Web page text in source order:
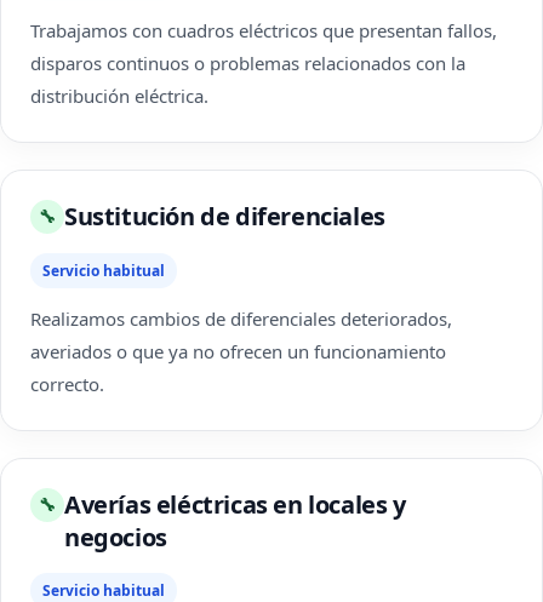
Trabajamos con cuadros eléctricos que presentan fallos,
disparos continuos o problemas relacionados con la
distribución eléctrica.
🔧 Sustitución de diferenciales
Servicio habitual
Realizamos cambios de diferenciales deteriorados,
averiados o que ya no ofrecen un funcionamiento
correcto.
🔧 Averías eléctricas en locales y
negocios
Servicio habitual